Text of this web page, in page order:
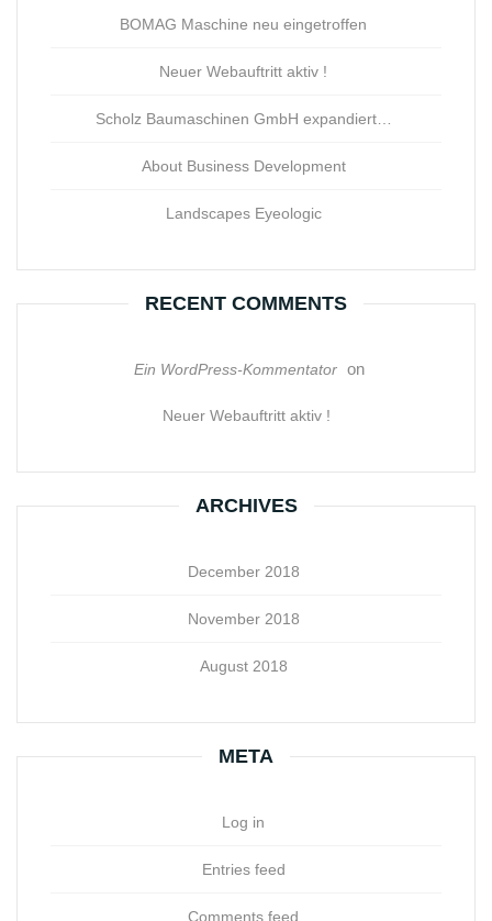
BOMAG Maschine neu eingetroffen
Neuer Webauftritt aktiv !
Scholz Baumaschinen GmbH expandiert…
About Business Development
Landscapes Eyeologic
RECENT COMMENTS
Ein WordPress-Kommentator on
Neuer Webauftritt aktiv !
ARCHIVES
December 2018
November 2018
August 2018
META
Log in
Entries feed
Comments feed